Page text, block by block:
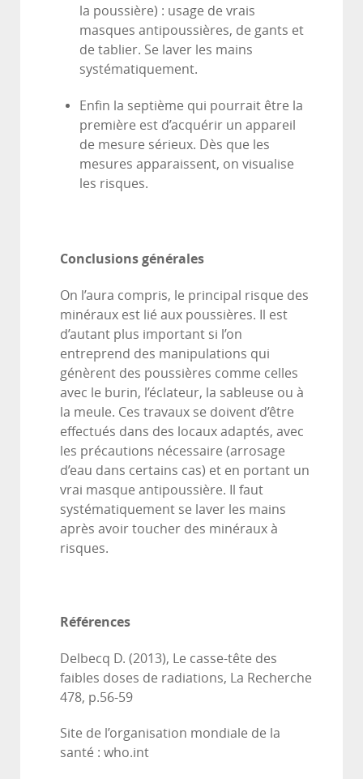
la poussière) : usage de vrais
masques antipoussières, de gants et
de tablier. Se laver les mains
systématiquement.
Enfin la septième qui pourrait être la
première est d’acquérir un appareil
de mesure sérieux. Dès que les
mesures apparaissent, on visualise
les risques.
Conclusions générales
On l’aura compris, le principal risque des
minéraux est lié aux poussières. Il est
d’autant plus important si l’on
entreprend des manipulations qui
génèrent des poussières comme celles
avec le burin, l’éclateur, la sableuse ou à
la meule. Ces travaux se doivent d’être
effectués dans des locaux adaptés, avec
les précautions nécessaire (arrosage
d’eau dans certains cas) et en portant un
vrai masque antipoussière. Il faut
systématiquement se laver les mains
après avoir toucher des minéraux à
risques.
Références
Delbecq D. (2013), Le casse-tête des
faibles doses de radiations, La Recherche
478, p.56-59
Site de l’organisation mondiale de la
santé : who.int